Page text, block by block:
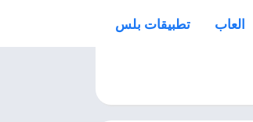
العاب تطبيقات بلس